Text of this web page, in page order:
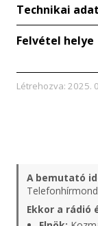
Technikai
Felvétel helye
Létrehozva: 2025.
A bemutató
Ekkor a rádió